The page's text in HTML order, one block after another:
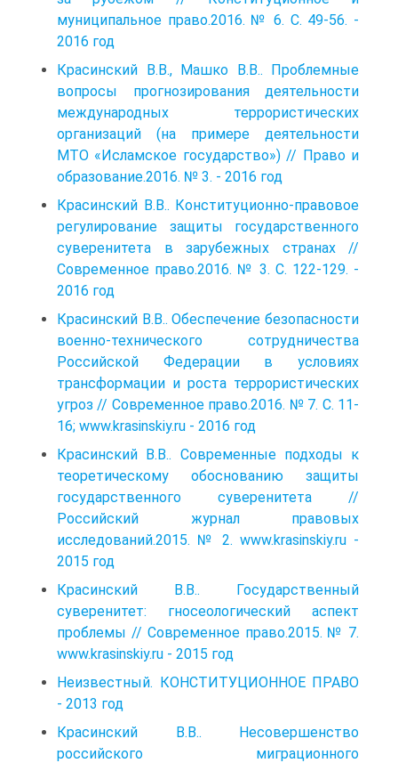
муниципальное право.2016. № 6. С. 49-56. -
2016 год
Красинский В.В., Машко В.В.. Проблемные
вопросы прогнозирования деятельности
международных террористических
организаций (на примере деятельности
МТО «Исламское государство») // Право и
образование.2016. № 3. - 2016 год
Красинский В.В.. Конституционно-правовое
регулирование защиты государственного
суверенитета в зарубежных странах //
Современное право.2016. № 3. С. 122-129. -
2016 год
Красинский В.В.. Обеспечение безопасности
военно-технического сотрудничества
Российской Федерации в условиях
трансформации и роста террористических
угроз // Современное право.2016. № 7. С. 11-
16; www.krasinskiy.ru - 2016 год
Красинский В.В.. Современные подходы к
теоретическому обоснованию защиты
государственного суверенитета //
Российский журнал правовых
исследований.2015. № 2. www.krasinskiy.ru -
2015 год
Красинский В.В.. Государственный
суверенитет: гносеологический аспект
проблемы // Современное право.2015. № 7.
www.krasinskiy.ru - 2015 год
Неизвестный. КОНСТИТУЦИОННОЕ ПРАВО
- 2013 год
Красинский В.В.. Несовершенство
российского миграционного